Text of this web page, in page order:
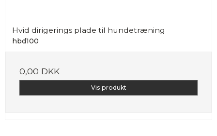
Hvid dirigerings plade til hundetræning
hbd100
0,00 DKK
Vis produkt